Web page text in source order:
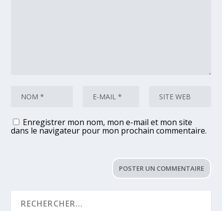
Enregistrer mon nom, mon e-mail et mon site
dans le navigateur pour mon prochain commentaire.